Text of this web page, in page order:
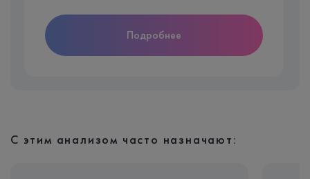
Подробнее
С этим анализом часто назначают: